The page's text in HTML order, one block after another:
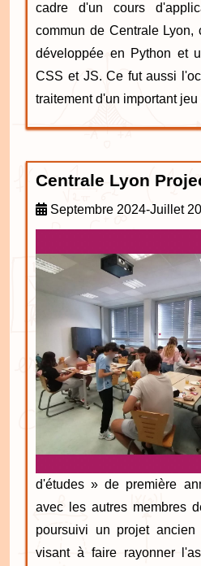
cadre d'un cours
commun de Centrale Lyon,
développée en Python et
CSS et JS. Ce fut aussi
traitement d'un important
Centrale Lyon
Septembre 2024-Juillet
d'études » de première
avec les autres membres
poursuivi un projet
visant à faire rayonner